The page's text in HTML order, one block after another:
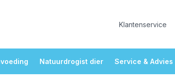
Klantenservice
Natuurdrogist dier Service & Advies